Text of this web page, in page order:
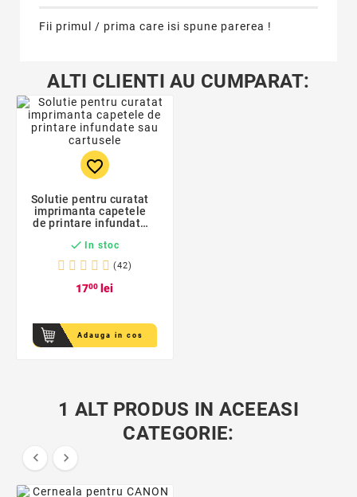
Fii primul / prima care isi spune parerea !
ALTI CLIENTI AU CUMPARAT:
favorite_border
Solutie pentru curatat
imprimanta capetele
de printare infundate
 In stoc
(42)
1700 lei
Adauga in cos
1 ALT PRODUS IN ACEEASI
CATEGORIE:
 